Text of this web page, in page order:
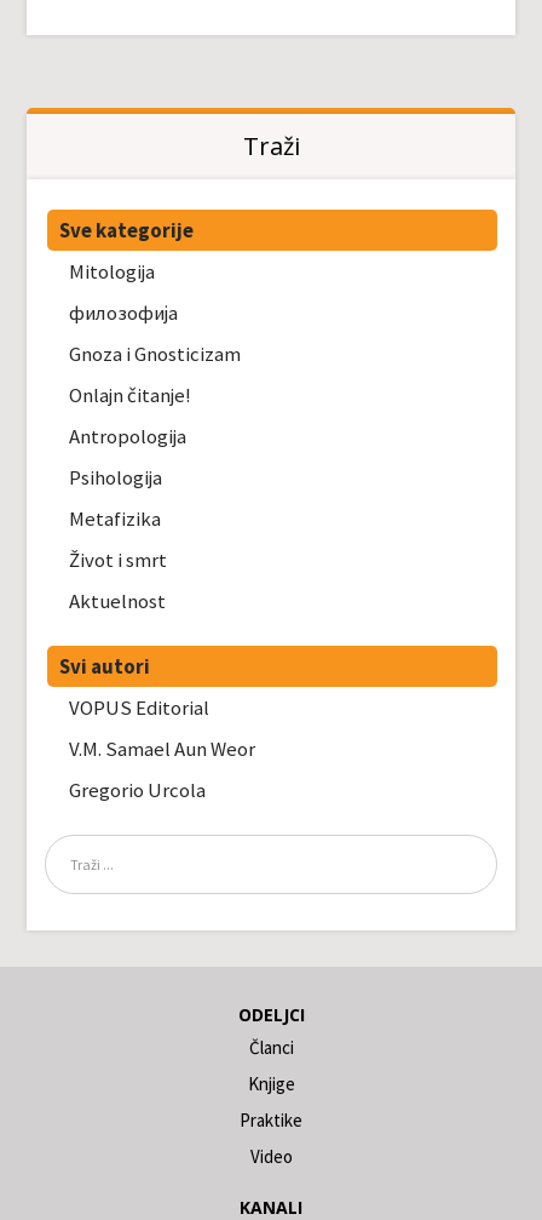
Traži
Sve kategorije
Mitologija
филозофија
Gnoza i Gnosticizam
Onlajn čitanje!
Antropologija
Psihologija
Metafizika
Život i smrt
Aktuelnost
Svi autori
VOPUS Editorial
V.M. Samael Aun Weor
Gregorio Urcola
ODELJCI
Članci
Knjige
Praktike
Video
KANALI